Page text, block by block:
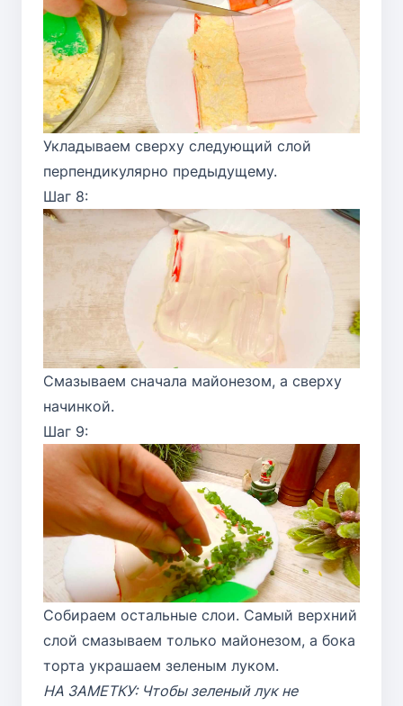
Укладываем сверху следующий слой
перпендикулярно предыдущему.
Шаг 8:
Смазываем сначала майонезом, а сверху
начинкой.
Шаг 9:
Собираем остальные слои. Самый верхний
слой смазываем только майонезом, а бока
торта украшаем зеленым луком.
НА ЗАМЕТКУ: Чтобы зеленый лук не